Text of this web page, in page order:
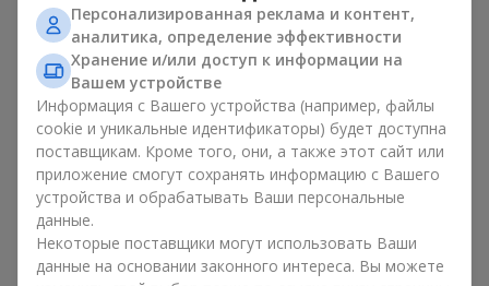
остается в памяти надолго? Именно поэтому букет с
игрушкой стал одним из самых популярных вариантов
подарка — простого, искреннего и очень теплого. Когда к
цветам добавляется плюшевый мишка, зайчик или другой
персонаж, подарок «букет с игрушкой» оставляет больше
воспоминаний.
Букет с игрушкой подходит как для девочек младшего
возраста
для любимых женщин , и даже
работе
в определенных случаях. Такой подарок
подчеркивает искреннюю заботу, уют и желание сделать
человеку приятно. Наflowers.ua можно найти
разнообразные предложения на любой вкус и бюджет,
Персонализированная реклама и контент,
аналитика, определение эффективности
Хранение и/или доступ к информации на
Вашем устройстве
Информация с Вашего устройства (например, файлы
cookie и уникальные идентификаторы) будет доступна
поставщикам. Кроме того, они, а также этот сайт или
приложение смогут сохранять информацию с Вашего
устройства и обрабатывать Ваши персональные
данные.
Некоторые поставщики могут использовать Ваши
данные на основании законного интереса. Вы можете